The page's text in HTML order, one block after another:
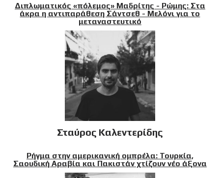
Διπλωματικός «πόλεμος» Μαδρίτης - Ρώμης: Στα
άκρα η αντιπαράθεση Σάντσεθ - Μελόνι για το
μεταναστευτικό
Σταύρος Καλεντερίδης
Ρήγμα στην αμερικανική ομπρέλα: Τουρκία,
Σαουδική Αραβία και Πακιστάν χτίζουν νέο άξονα